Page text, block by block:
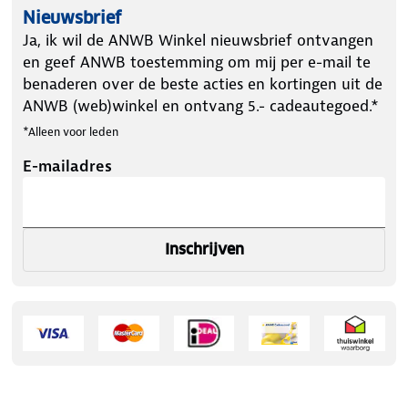
Nieuwsbrief
Ja, ik wil de ANWB Winkel nieuwsbrief ontvangen
en geef ANWB toestemming om mij per e-mail te
benaderen over de beste acties en kortingen uit de
ANWB (web)winkel en ontvang 5.- cadeautegoed.*
*Alleen voor leden
E-mailadres
Inschrijven